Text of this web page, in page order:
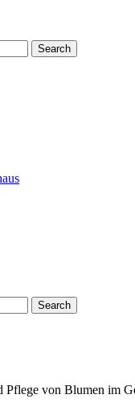
Search
Search
Pflege von Blumen im